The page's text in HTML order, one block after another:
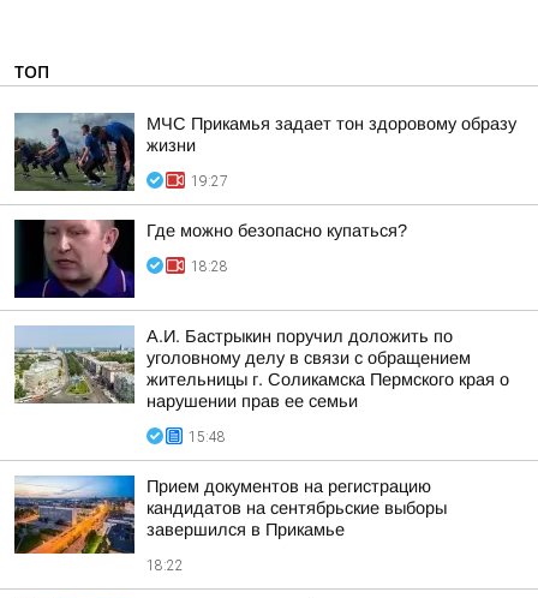
ТОП
МЧС Прикамья задает тон здоровому образу
жизни
19:27
Где можно безопасно купаться?
18:28
А.И. Бастрыкин поручил доложить по
уголовному делу в связи с обращением
жительницы г. Соликамска Пермского края о
нарушении прав ее семьи
15:48
Прием документов на регистрацию
кандидатов на сентябрьские выборы
завершился в Прикамье
18:22